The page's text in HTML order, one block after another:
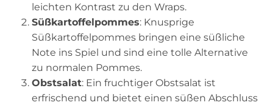
leichten Kontrast zu den Wraps.
Süßkartoffelpommes: Knusprige
Süßkartoffelpommes bringen eine süßliche
Note ins Spiel und sind eine tolle Alternative
zu normalen Pommes.
Obstsalat: Ein fruchtiger Obstsalat ist
erfrischend und bietet einen süßen Abschluss